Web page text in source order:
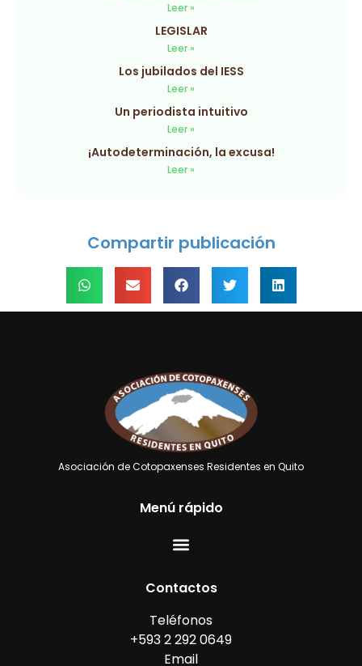
Leer »
LEGISLAR
Leer »
Los jubilados del IESS
Leer »
Un periodista intuitivo
Leer »
¡Autodeterminación, la excusa!
Leer »
Compartir publicación
Asociación de Cotopaxenses Residentes en Quito
Menú rápido
Contactos
Teléfonos
+593 2 292 0649
Email